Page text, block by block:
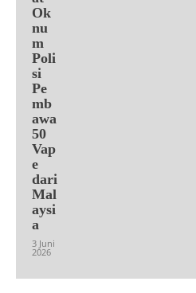
Ok
nu
m
Poli
si
Pe
mb
awa
50
Vap
e
dari
Mal
aysi
a
3 Juni
2026